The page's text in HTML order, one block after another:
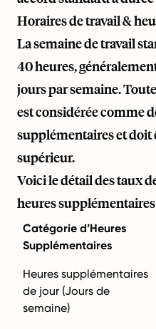
Horaires de travail &
La semaine de travail
40 heures,
jours par semaine.
est considérée comme
supplémentaires et doit
supérieur.
Voici le détail des taux
heures
Catégorie d’Heures
Supplémentaires
Heures supplémentaires
de jour (Jours de
semaine)